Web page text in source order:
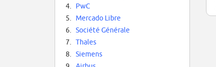
4.
PwC
5.
Mercado Libre
6.
Société Générale
7.
Thales
8.
Siemens